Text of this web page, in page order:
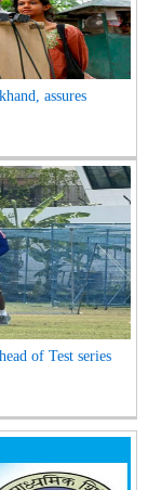
assures
of Test series